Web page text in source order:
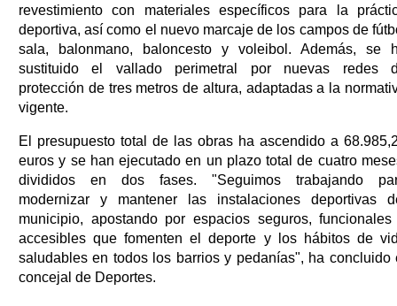
revestimiento con materiales específicos para la
deportiva, así como el nuevo marcaje de los campos de
sala, balonmano, baloncesto y voleibol. Además, se
sustituido el vallado perimetral por nuevas redes
protección de tres metros de altura, adaptadas a la
vigente.
El presupuesto total de las obras ha ascendido a
euros y se han ejecutado en un plazo total de cuatro
divididos en dos fases. "Seguimos trabajando
modernizar y mantener las instalaciones deportivas
municipio, apostando por espacios seguros,
accesibles que fomenten el deporte y los hábitos de
saludables en todos los barrios y pedanías", ha concluido
concejal de Deportes.